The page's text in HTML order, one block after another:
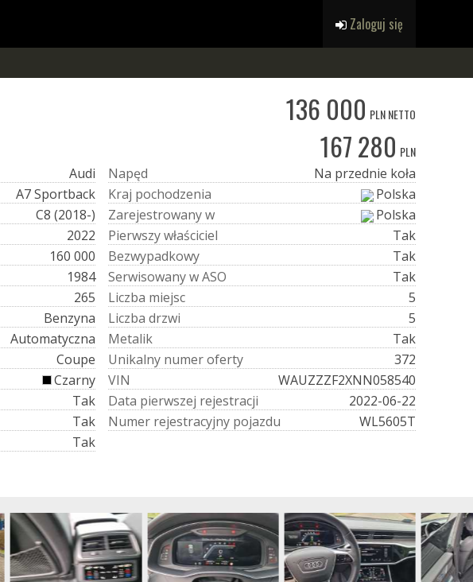
Zaloguj się
136 000 PLN NETTO
167 280 PLN
Audi
A7 Sportback
C8 (2018-)
2022
160 000
1984
265
Benzyna
Automatyczna
Coupe
Czarny
Tak
Tak
Tak
Napęd
Na przednie koła
Kraj pochodzenia
Polska
Zarejestrowanyw
Polska
Pierwszywłaściciel
Tak
Bezwypadkowy
Tak
SerwisowanywASO
Tak
Liczba miejsc
5
Liczba drzwi
5
Metalik
Tak
Unikalny numeroferty
372
VIN
WAUZZZF2XNN058540
Data pierwszej rejestracji
2022-06-22
Numer rejestracyjny pojazdu WL5605T